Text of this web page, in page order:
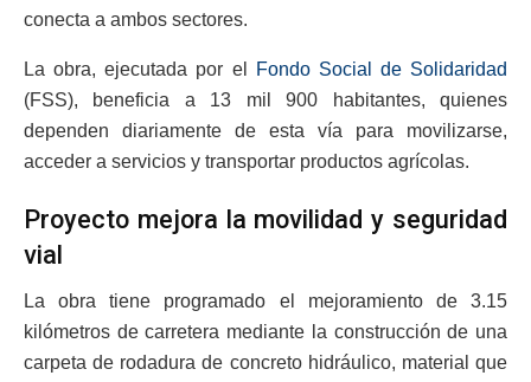
conecta a ambos sectores.
La obra, ejecutada por el
Fondo Social de Solidaridad
(FSS), beneficia a 13 mil 900 habitantes, quienes
dependen diariamente de esta vía para movilizarse,
acceder a servicios y transportar productos agrícolas.
Proyecto mejora la movilidad y seguridad
vial
La obra tiene programado el mejoramiento de 3.15
kilómetros de carretera mediante la construcción de una
carpeta de rodadura de concreto hidráulico, material que